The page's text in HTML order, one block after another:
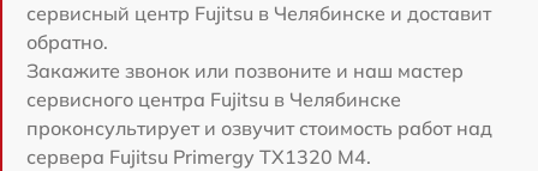
сервисный центр Fujitsu в Челябинске и доставит
обратно.
Закажите звонок или позвоните и наш мастер
сервисного центра Fujitsu в Челябинске
проконсультирует и озвучит стоимость работ над
сервера Fujitsu Primergy TX1320 M4.